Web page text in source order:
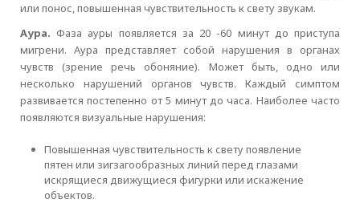
или понос, повышенная чувствительность к свету звукам.
Аура. Фаза ауры появляется за 20 -60 минут до приступа
мигрени. Аура представляет собой нарушения в органах
чувств (зрение речь обоняние). Может быть, одно или
несколько нарушений органов чувств. Каждый симптом
развивается постепенно от 5 минут до часа. Наиболее часто
появляются визуальные нарушения:
Повышенная чувствительность к свету появление
пятен или зигзагообразных линий перед глазами
искрящиеся движущиеся фигурки или искажение
объектов.